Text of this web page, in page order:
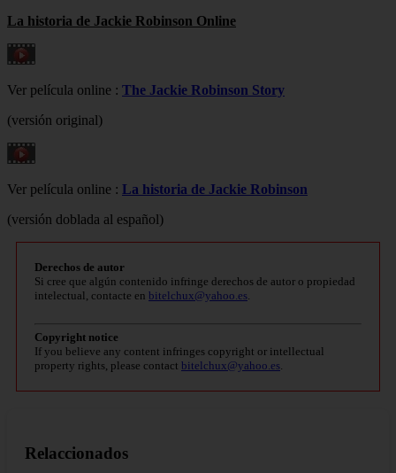
La historia de Jackie Robinson Online
Ver película online : The Jackie Robinson Story
(versión original)
Ver película online : La historia de Jackie Robinson
(versión doblada al español)
Derechos de autor
Si cree que algún contenido infringe derechos de autor o propiedad
intelectual, contacte en bitelchux@yahoo.es.
Copyright notice
If you believe any content infringes copyright or intellectual
property rights, please contact bitelchux@yahoo.es.
Relaccionados